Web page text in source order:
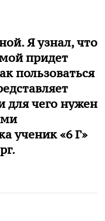
Я узнал, что
придет
пользоваться
для чего нужен
ученик «6 Г»